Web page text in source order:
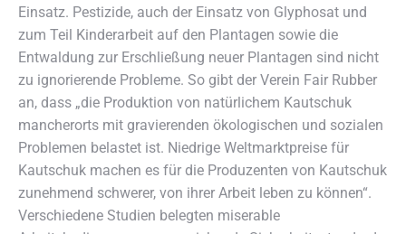
Einsatz. Pestizide, auch der Einsatz von Glyphosat und
zum Teil Kinderarbeit auf den Plantagen sowie die
Entwaldung zur Erschließung neuer Plantagen sind nicht
zu ignorierende Probleme. So gibt der Verein Fair Rubber
an, dass „die Produktion von natürlichem Kautschuk
mancherorts mit gravierenden ökologischen und sozialen
Problemen belastet ist. Niedrige Weltmarktpreise für
Kautschuk machen es für die Produzenten von Kautschuk
zunehmend schwerer, von ihrer Arbeit leben zu können“.
Verschiedene Studien belegten miserable